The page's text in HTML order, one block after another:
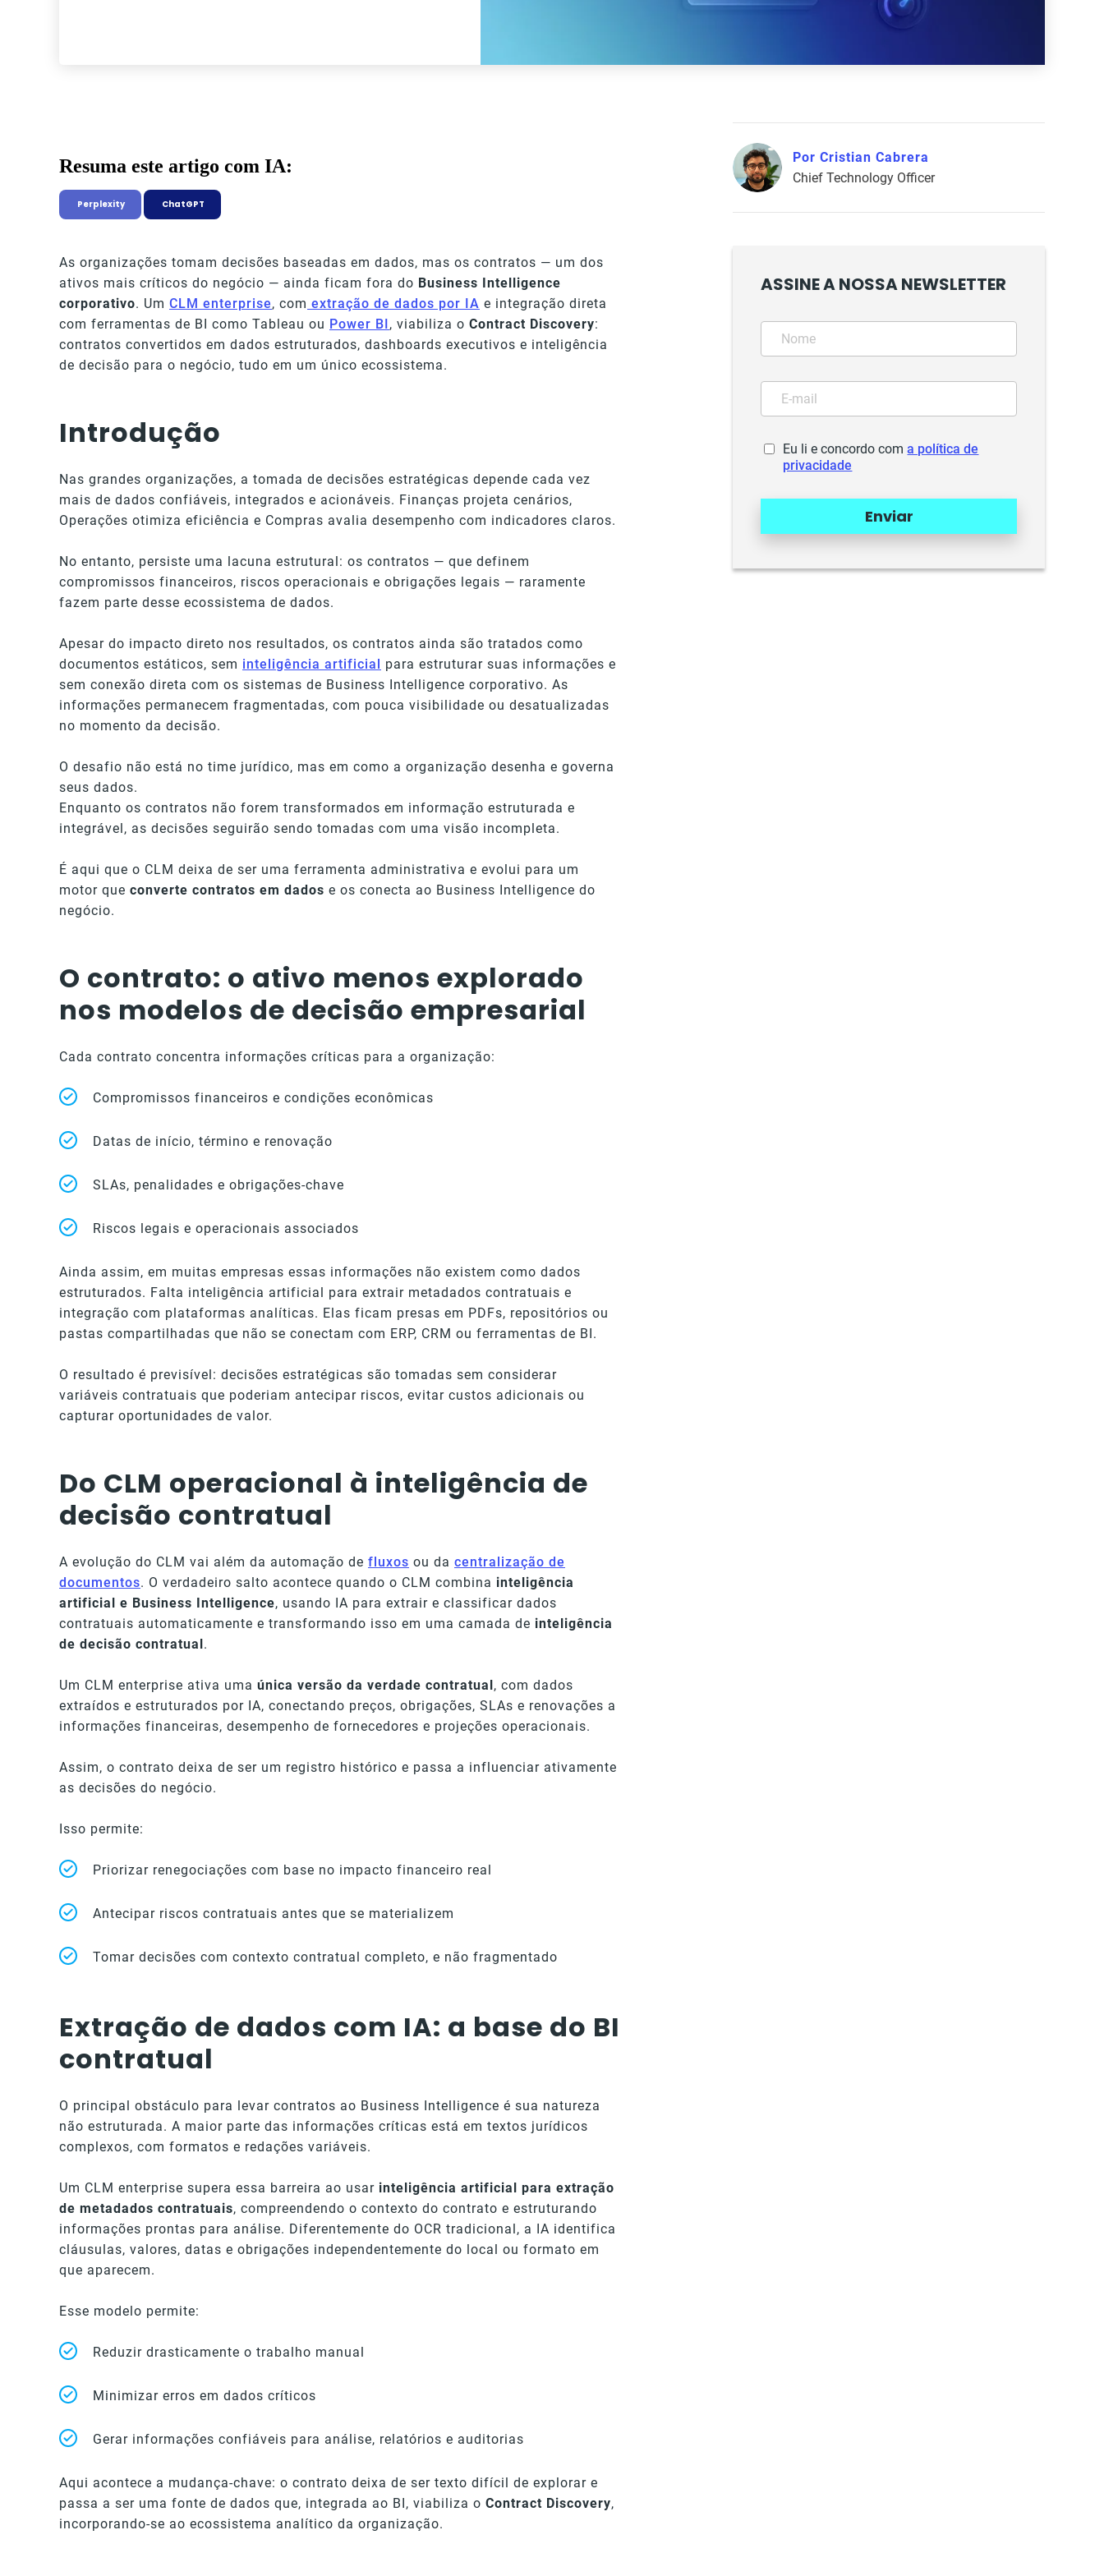
Resuma este artigo com IA:
Perplexity ChatGPT
As organizações tomam decisões baseadas em dados, mas os contratos — um dos
ativos mais críticos do negócio — ainda ficam fora do Business Intelligence
corporativo. Um CLM enterprise, com extração de dados por IA e integração direta
com ferramentas de BI como Tableau ou Power BI, viabiliza o Contract Discovery:
contratos convertidos em dados estruturados, dashboards executivos e inteligência
de decisão para o negócio, tudo em um único ecossistema.
Introdução
Nas grandes organizações, a tomada de decisões estratégicas depende cada vez
mais de dados confiáveis, integrados e acionáveis. Finanças projeta cenários,
Operações otimiza eficiência e Compras avalia desempenho com indicadores claros.
No entanto, persiste uma lacuna estrutural: os contratos — que definem
compromissos financeiros, riscos operacionais e obrigações legais — raramente
fazem parte desse ecossistema de dados.
Apesar do impacto direto nos resultados, os contratos ainda são tratados como
documentos estáticos, sem inteligência artificial para estruturar suas informações e
sem conexão direta com os sistemas de Business Intelligence corporativo. As
informações permanecem fragmentadas, com pouca visibilidade ou desatualizadas
no momento da decisão.
O desafio não está no time jurídico, mas em como a organização desenha e governa
seus dados.
Enquanto os contratos não forem transformados em informação estruturada e
integrável, as decisões seguirão sendo tomadas com uma visão incompleta.
É aqui que o CLM deixa de ser uma ferramenta administrativa e evolui para um
motor que converte contratos em dados e os conecta ao Business Intelligence do
negócio.
O contrato: o ativo menos explorado
nos modelos de decisão empresarial
Cada contrato concentra informações críticas para a organização:
Compromissos financeiros e condições econômicas
Datas de início, término e renovação
SLAs, penalidades e obrigações-chave
Riscos legais e operacionais associados
Ainda assim, em muitas empresas essas informações não existem como dados
estruturados. Falta inteligência artificial para extrair metadados contratuais e
integração com plataformas analíticas. Elas ficam presas em PDFs, repositórios ou
pastas compartilhadas que não se conectam com ERP, CRM ou ferramentas de BI.
O resultado é previsível: decisões estratégicas são tomadas sem considerar
variáveis contratuais que poderiam antecipar riscos, evitar custos adicionais ou
capturar oportunidades de valor.
Do CLM operacional à inteligência de
decisão contratual
A evolução do CLM vai além da automação de fluxos ou da centralização de
documentos. O verdadeiro salto acontece quando o CLM combina inteligência
artificial e Business Intelligence, usando IA para extrair e classificar dados
contratuais automaticamente e transformando isso em uma camada de inteligência
de decisão contratual.
Um CLM enterprise ativa uma única versão da verdade contratual, com dados
extraídos e estruturados por IA, conectando preços, obrigações, SLAs e renovações a
informações financeiras, desempenho de fornecedores e projeções operacionais.
Assim, o contrato deixa de ser um registro histórico e passa a influenciar ativamente
as decisões do negócio.
Isso permite:
Priorizar renegociações com base no impacto financeiro real
Antecipar riscos contratuais antes que se materializem
Tomar decisões com contexto contratual completo, e não fragmentado
Extração de dados com IA: a base do BI
contratual
O principal obstáculo para levar contratos ao Business Intelligence é sua natureza
não estruturada. A maior parte das informações críticas está em textos jurídicos
complexos, com formatos e redações variáveis.
Um CLM enterprise supera essa barreira ao usar inteligência artificial para extração
de metadados contratuais, compreendendo o contexto do contrato e estruturando
informações prontas para análise. Diferentemente do OCR tradicional, a IA identifica
cláusulas, valores, datas e obrigações independentemente do local ou formato em
que aparecem.
Esse modelo permite:
Reduzir drasticamente o trabalho manual
Minimizar erros em dados críticos
Gerar informações confiáveis para análise, relatórios e auditorias
Aqui acontece a mudança-chave: o contrato deixa de ser texto difícil de explorar e
passa a ser uma fonte de dados que, integrada ao BI, viabiliza o Contract Discovery,
incorporando-se ao ecossistema analítico da organização.
Por Cristian Cabrera
Chief Technology Officer
ASSINE A NOSSA NEWSLETTER
Eu li e concordo coma política de
privacidade
Enviar